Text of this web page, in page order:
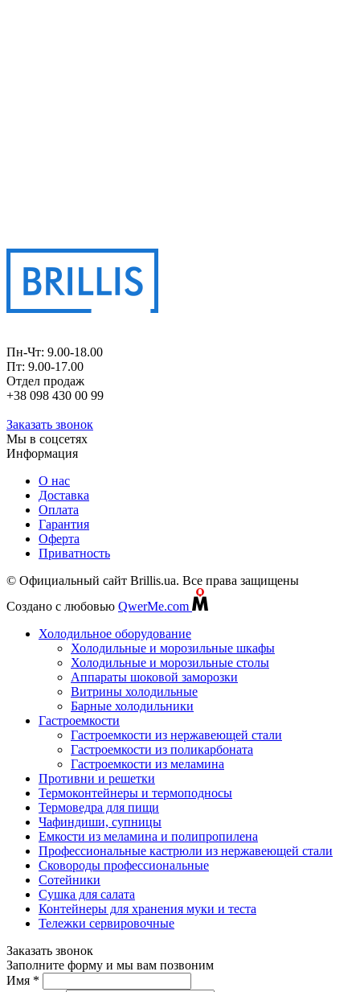
Пн-Чт: 9.00-18.00
Пт: 9.00-17.00
Отдел продаж
+38 098 430 00 99
Заказать звонок
Мы в соцсетях
Информация
О нас
Доставка
Оплата
Гарантия
Оферта
Приватность
© Официальный сайт Brillis.ua. Все права защищены
Создано с любовью QwerMe.com
Холодильное оборудование
Холодильные и морозильные шкафы
Холодильные и морозильные столы
Аппараты шоковой заморозки
Витрины холодильные
Барные холодильники
Гастроемкости
Гастроемкости из нержавеющей стали
Гастроемкости из поликарбоната
Гастроемкости из меламина
Противни и решетки
Термоконтейнеры и термоподносы
Термоведра для пищи
Чафиндиши, супницы
Емкости из меламина и полипропилена
Профессиональные кастрюли из нержавеющей стали
Сковороды профессиональные
Сотейники
Сушка для салата
Контейнеры для хранения муки и теста
Тележки сервировочные
Заказать звонок
Заполните форму и мы вам позвоним
Имя *